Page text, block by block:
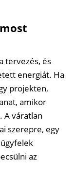
tervezés, és
energiát. Ha
projekten,
amikor
A váratlan
szerepre, egy
az